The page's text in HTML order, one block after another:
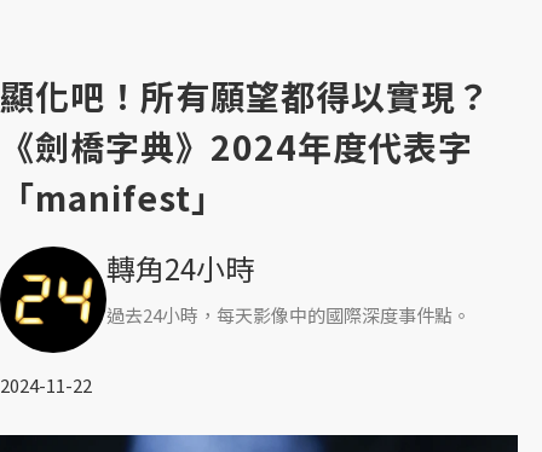
顯化吧！所有願望都得以實現？
《劍橋字典》2024年度代表字
「manifest」
轉角24小時
過去24小時，每天影像中的國際深度事件點。
2024-11-22